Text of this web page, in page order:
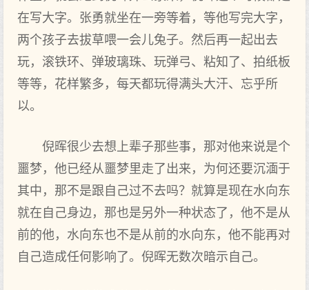
在写大字。张勇就坐在一旁等着，等他写完大字，
两个孩子去拔草喂一会儿兔子。然后再一起出去
玩，滚铁环、弹玻璃珠、玩弹弓、粘知了、拍纸板
等等，花样繁多，每天都玩得满头大汗、忘乎所
以。
倪晖很少去想上辈子那些事，那对他来说是个
噩梦，他已经从噩梦里走了出来，为何还要沉湎于
其中，那不是跟自己过不去吗？就算是现在水向东
就在自己身边，那也是另外一种状态了，他不是从
前的他，水向东也不是从前的水向东，他不能再对
自己造成任何影响了。倪晖无数次暗示自己。